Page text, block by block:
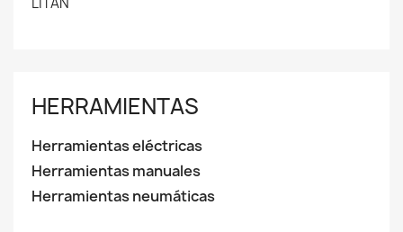
HERRAMIENTAS
Herramientas eléctricas
Herramientas manuales
Herramientas neumáticas